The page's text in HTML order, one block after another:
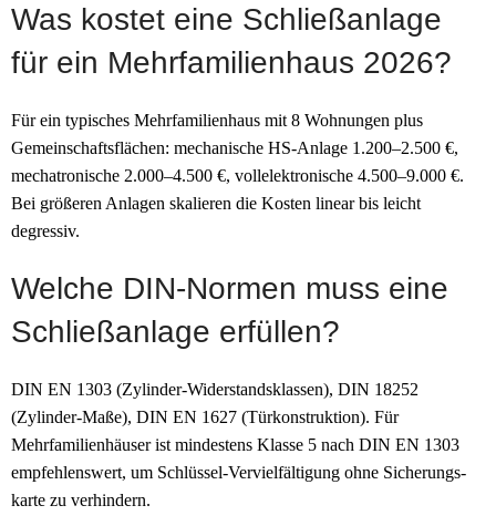
Was kostet eine Schließanlage
für ein Mehrfamilienhaus 2026?
Für ein typisches Mehrfamilienhaus mit 8 Wohnungen plus
Gemeinschafts­flächen: mechanische HS-Anlage 1.200–2.500 €,
mechatronische 2.000–4.500 €, vollelektronische 4.500–9.000 €.
Bei größeren Anlagen skalieren die Kosten linear bis leicht
degressiv.
Welche DIN-Normen muss eine
Schließanlage erfüllen?
DIN EN 1303 (Zylinder-Widerstandsklassen), DIN 18252
(Zylinder-Maße), DIN EN 1627 (Tür­konstruktion). Für
Mehrfamilien­häuser ist mindestens Klasse 5 nach DIN EN 1303
empfehlenswert, um Schlüssel-Vervielfältigung ohne Sicherungs­
karte zu verhindern.